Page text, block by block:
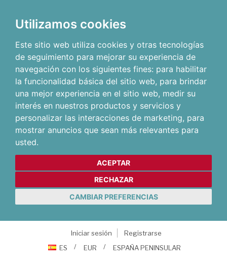
Utilizamos cookies
Este sitio web utiliza cookies y otras tecnologías
de seguimiento para mejorar su experiencia de
navegación con los siguientes fines: para habilitar
la funcionalidad básica del sitio web, para brindar
una mejor experiencia en el sitio web, medir su
interés en nuestros productos y servicios y
personalizar las interacciones de marketing, para
mostrar anuncios que sean más relevantes para
usted.
ACEPTAR
RECHAZAR
CAMBIAR PREFERENCIAS
Iniciar sesión
Registrarse
ES
EUR ESPAÑA PENINSULAR